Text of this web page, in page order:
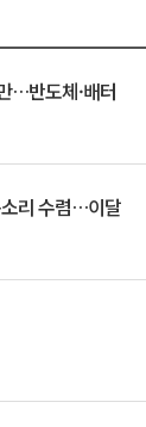
…반도체·배터
리 수렴…이달